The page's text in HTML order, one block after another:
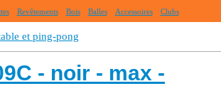
Revêtements Bois Balles Accessoires Clubs
et ping-pong
- noir - max -